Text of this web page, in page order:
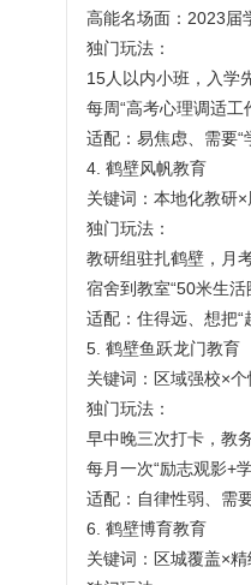
高能名场面：2023届
独门玩法：
15人以内小班，入学
每周“高考心理调适
适配：易焦虑、需要“
4. 鹤壁风帆教育
关键词：本地化教研
独门玩法：
教研组驻扎鹤壁，月
宿舍到教室“50米生
适配：住得远、想把“
5. 鹤壁鱼跃龙门教育
关键词：区域强校×
独门玩法：
早中晚三次打卡，教
每月一次“励志观影+
适配：自律性弱、需
6. 鹤壁博育教育
关键词：区城覆盖×